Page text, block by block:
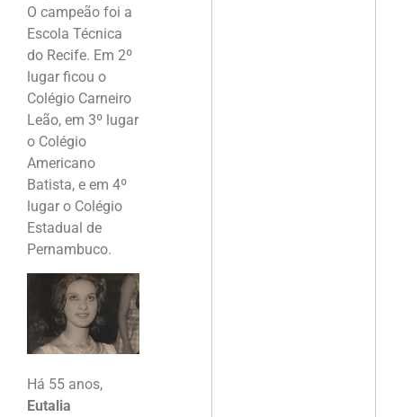
O campeão foi a
Escola Técnica
do Recife. Em 2º
lugar ficou o
Colégio Carneiro
Leão, em 3º lugar
o Colégio
Americano
Batista, e em 4º
lugar o Colégio
Estadual de
Pernambuco.
Há 55 anos,
Eutalia